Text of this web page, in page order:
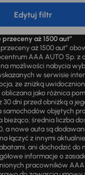
Edytuj filtr
przeceny aż 1500 aut”
aż 1500 aut”
AAA AUTO Sp. z
możliwości nabycia
w serwisie
ze zniżką
jako różnica
30 dni przed obniżką a
samochodów objętych
bieżąco; średnia liczba
a nowe auta są
łączyć z innymi
ani dochodzić do
informacje o
pracowników